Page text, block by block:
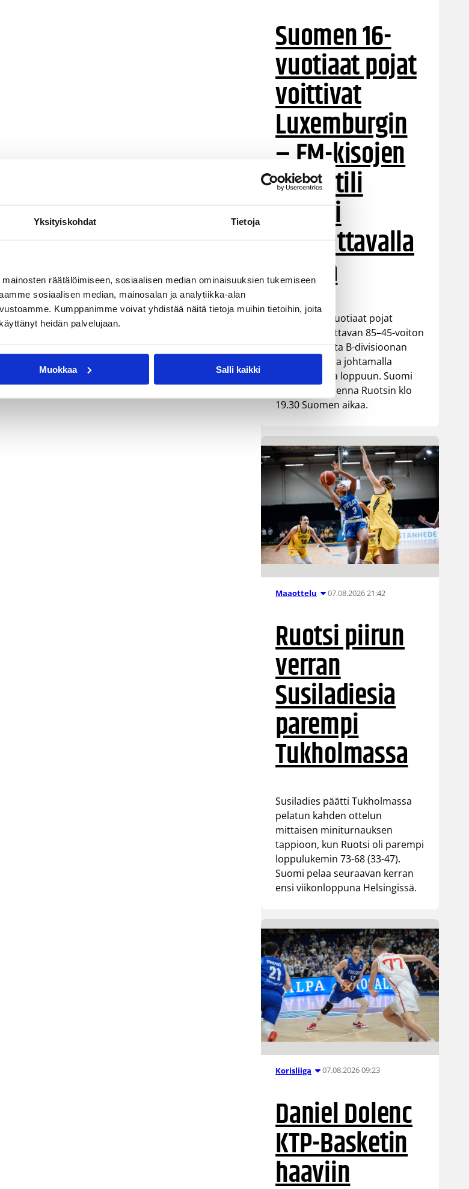
Yksityiskohdat Tietoja
räätälöimiseen, sosiaalisen median ominaisuuksien tukemiseen
sosiaalisen median, mainosalan ja analytiikka-alan
Kumppanimme voivat yhdistää näitä tietoja muihin tietoihin, joita
heidän palvelujaan.
Muokkaa Salli kaikki
Suomen 16-
vuotiaat pojat
voittivat
Luxemburgin
– EM-kisojen
voittotili
aukesi
vakuuttavalla
pelillä
Suomen 16-vuotiaat pojat
ottivat vakuuttavan 85–45-voiton
Luxemburgista B-divisioonan
EM-kilpailuissa johtamalla
ottelua alusta loppuun. Suomi
kohtaa huomenna Ruotsin klo
19.30 Suomen aikaa.
Maaottelu 07.08.2026 21:42
Ruotsi piirun
verran
Susiladiesia
parempi
Tukholmassa
Susiladies päätti Tukholmassa
pelatun kahden ottelun
mittaisen miniturnauksen
tappioon, kun Ruotsi oli parempi
loppulukemin 73-68 (33-47).
Suomi pelaa seuraavan kerran
ensi viikonloppuna Helsingissä.
Korisliiga 07.08.2026 09:23
Daniel Dolenc
KTP-Basketin
haaviin